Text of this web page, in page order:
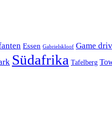
Essen Gabrielskloof Game
Südafrika Tafelberg